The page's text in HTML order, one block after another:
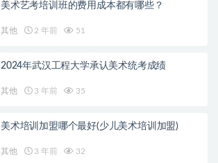
美术艺考培训班的费用成本都有哪些？
其他 2 年前 51
2024年武汉工程大学承认美术统考成绩
其他 3 年前 35
美术培训加盟哪个最好(少儿美术培训加盟)
其他 3 年前 32